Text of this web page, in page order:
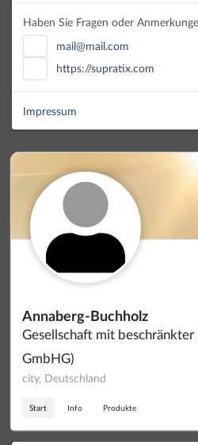
Annaberg-Buchholz
Gesellschaft mit
GmbHG)
city, Deutschland
Start Info Produkte
Haben Sie Fragen oder
mail@mail.com
https://supratix.com
Impressum